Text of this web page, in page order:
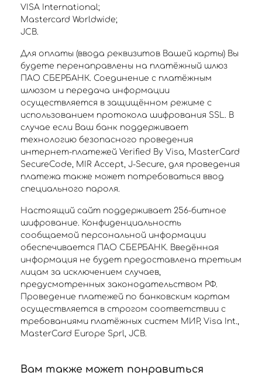
VISA International;
Mastercard Worldwide;
JCB.
Для оплаты (ввода реквизитов Вашей карты) Вы
будете перенаправлены на платёжный шлюз
ПАО СБЕРБАНК. Соединение с платёжным
шлюзом и передача информации
осуществляется в защищённом режиме с
использованием протокола шифрования SSL. В
случае если Ваш банк поддерживает
технологию безопасного проведения
интернет-платежей Verified By Visa, MasterCard
SecureCode, MIR Accept, J-Secure, для проведения
платежа также может потребоваться ввод
специального пароля.
Настоящий сайт поддерживает 256-битное
шифрование. Конфиденциальность
сообщаемой персональной информации
обеспечивается ПАО СБЕРБАНК. Введённая
информация не будет предоставлена третьим
лицам за исключением случаев,
предусмотренных законодательством РФ.
Проведение платежей по банковским картам
осуществляется в строгом соответствии с
требованиями платёжных систем МИР, Visa Int.,
MasterCard Europe Sprl, JCB.
Вам также может понравиться